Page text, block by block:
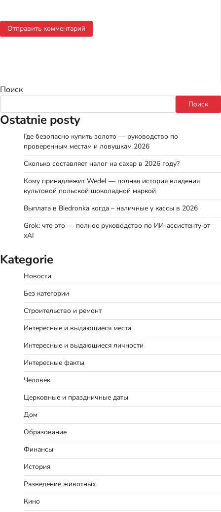
Поиск
Поиск
Ostatnie posty
Где безопасно купить золото — руководство по
проверенным местам и ловушкам 2026
Сколько составляет налог на сахар в 2026 году?
Кому принадлежит Wedel — полная история владения
культовой польской шоколадной маркой
Выплата в Biedronka когда – наличные у кассы в 2026
Grok: что это — полное руководство по ИИ-ассистенту от
xAI
Kategorie
Новости
Без категории
Строительство и ремонт
Интересные и выдающиеся места
Интересные и выдающиеся личности
Интересные факты
Человек
Церковные и праздничные даты
Дом
Образование
Финансы
История
Разведение животных
Кино